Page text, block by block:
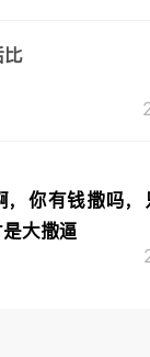
比
，你有钱撒吗，
大撒逼